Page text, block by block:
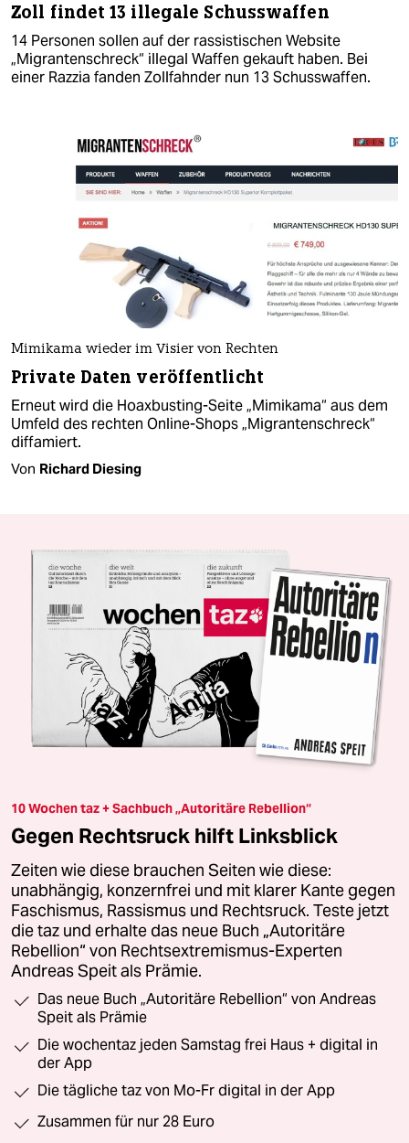
Zoll findet 13 illegale Schusswaffen
14 Personen sollen auf der rassistischen Website
„Migrantenschreck“ illegal Waffen gekauft haben. Bei
einer Razzia fanden Zollfahnder nun 13 Schusswaffen.
Mimikama wieder im Visier von Rechten
Private Daten veröffentlicht
Erneut wird die Hoaxbusting-Seite „Mimikama“ aus dem
Umfeld des rechten Online-Shops „Migrantenschreck“
diffamiert.
Von Richard Diesing
10 Wochen taz + Sachbuch „Autoritäre Rebellion“
Gegen Rechtsruck hilft Linksblick
Zeiten wie diese brauchen Seiten wie diese:
unabhängig, konzernfrei und mit klarer Kante gegen
Faschismus, Rassismus und Rechtsruck. Teste jetzt
die taz und erhalte das neue Buch „Autoritäre
Rebellion“ von Rechtsextremismus-Experten
Andreas Speit als Prämie.
Das neue Buch „Autoritäre Rebellion“ von Andreas
Speit als Prämie
Die wochentaz jeden Samstag frei Haus + digital in
der App
Die tägliche taz von Mo-Fr digital in der App
Zusammen für nur 28 Euro